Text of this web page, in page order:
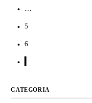
…
5
6
CATEGORIA